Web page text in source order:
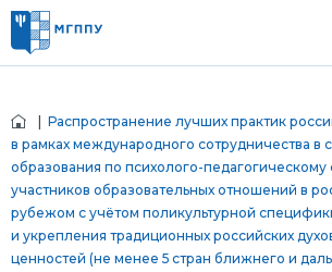
Распространение лучших практик
в рамках международного сотрудничества в
образования по психолого-
участников образовательных отношений в
рубежом с учётом поликультурной
и укрепления традиционных российских
ценностей (не менее 5 стран ближнего и